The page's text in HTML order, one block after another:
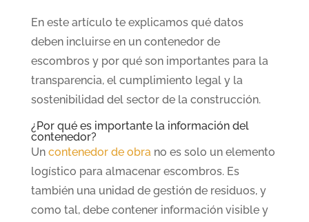
En este artículo te explicamos qué datos
deben incluirse en un contenedor de
escombros y por qué son importantes para la
transparencia, el cumplimiento legal y la
sostenibilidad del sector de la construcción.
¿Por qué es importante la información del
contenedor?
Un contenedor de obrano es solo un elemento
logístico para almacenar escombros. Es
también una unidad de gestión de residuos, y
como tal, debe contener información visible y